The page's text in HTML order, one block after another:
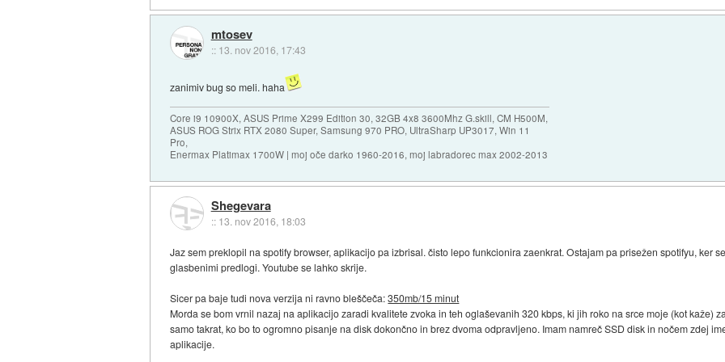
mtosev
:: 13. nov 2016, 17:43
zanimiv bug so meli. haha
Core i9 10900X, ASUS Prime X299 Edition 30, 32GB 4x8 3600Mhz G.skill, CM H500M,
ASUS ROG Strix RTX 2080 Super, Samsung 970 PRO, UltraSharp UP3017, Win 11
Pro,
Enermax Platimax 1700W | moj oče darko 1960-2016, moj labradorec max 2002-2013
Shegevara
:: 13. nov 2016, 18:03
Jaz sem preklopil na spotify browser, aplikacijo pa izbrisal. čisto lepo funkcionira zaenkrat. Ostajam pa prisežen spotifyu, ker
glasbenimi predlogi. Youtube se lahko skrije.
Sicer pa baje tudi nova verzija ni ravno bleščeča:350mb/15 minut
Morda se bom vrnil nazaj na aplikacijo zaradi kvalitete zvoka in teh oglaševanih 320 kbps, ki jih roko na srce moje (kot kaže)
samo takrat, ko bo to ogromno pisanje na disk dokončno in brez dvoma odpravljeno. Imam namreč SSD disk in nočem zdej
aplikacije.